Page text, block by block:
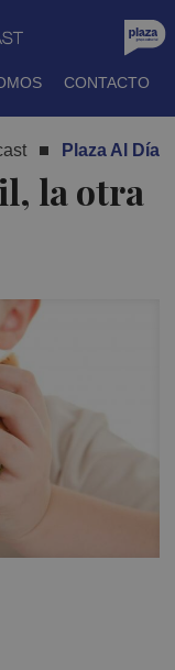
CONTACTO
Plaza Al Día
la otra